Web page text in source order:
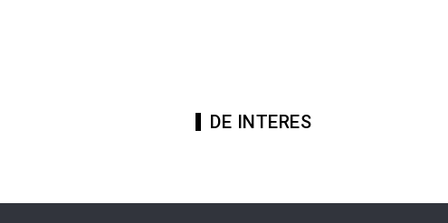
DE INTERES